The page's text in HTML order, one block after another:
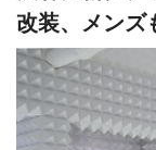
改装、メンズ